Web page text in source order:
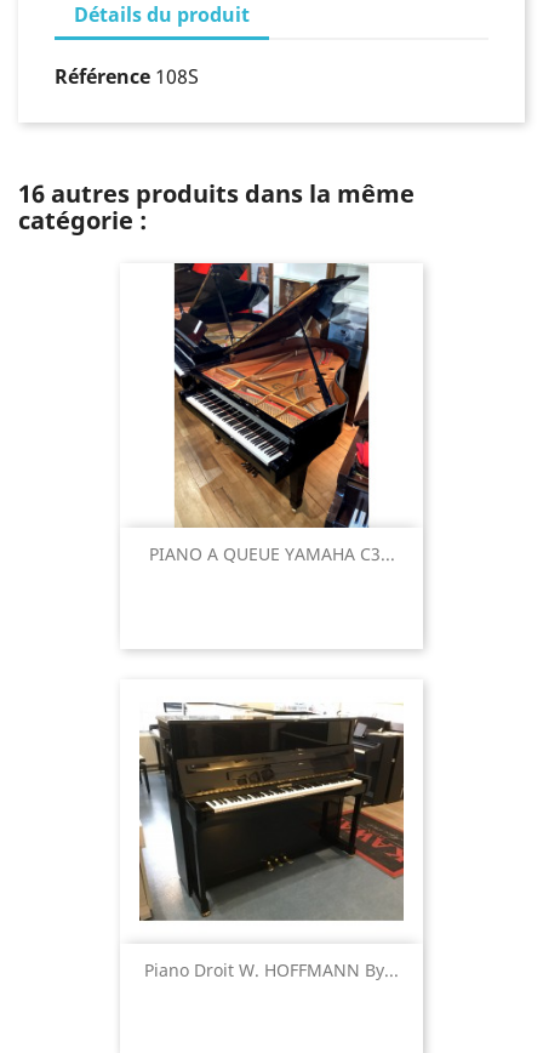
Détails du produit
Référence 108S
16 autres produits dans la même
catégorie :
PIANO A QUEUE YAMAHA C3...
Piano Droit W. HOFFMANN By...